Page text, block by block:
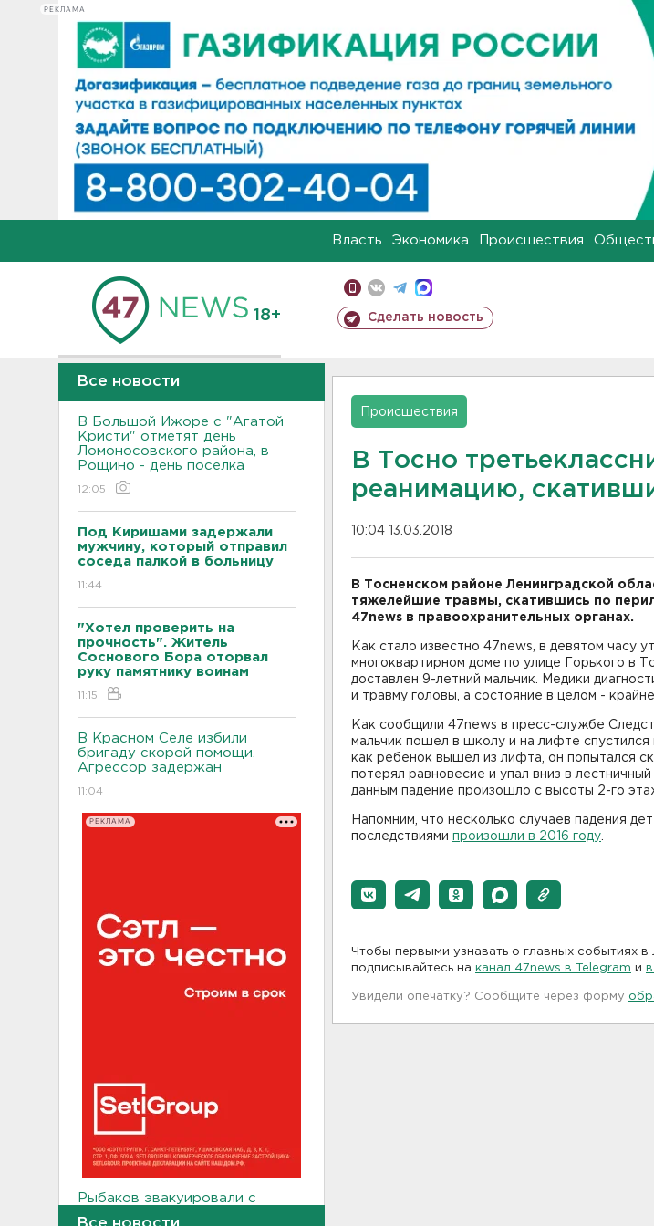
РЕКЛАМА
Власть Экономика Происшествия
18+ Сделать новость
Все новости
В Большой Ижоре с "Агатой
Кристи" отметят день
Ломоносовского района, в
Рощино - день поселка
12:05
Под Киришами задержали
мужчину, который отправил
соседа палкой в больницу
11:44
"Хотел проверить на
прочность". Житель
Соснового Бора оторвал
руку памятнику воинам
11:15
В Красном Селе избили
бригаду скорой помощи.
Агрессор задержан
11:04
РЕКЛАМА
Рыбаков эвакуировали с
Все новости
Происшествия
В Тосно
реанимацию,
10:04 13.03.2018
В Тосненском районе Ленинградской
тяжелейшие травмы, скатившись по
47news в правоохранительных органах.
Как стало известно 47news, в девятом часу
многоквартирном доме по улице Горького в
доставлен 9-летний мальчик. Медики
и травму головы, а состояние в целом -
Как сообщили 47news в пресс-службе
мальчик пошел в школу и на лифте
как ребенок вышел из лифта, он попытался
потерял равновесие и упал вниз в
данным падение произошло с высоты 2-го
Напомним, что несколько случаев падения
последствиями произошли в 2016 году
Чтобы первыми узнавать о главных событиях в
подписывайтесь на канал 47news в Telegram и в
Увидели опечатку? Сообщите через форму